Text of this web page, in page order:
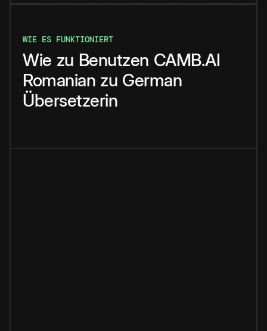
WIE ES FUNKTIONIERT
Wie zu Benutzen CAMB.AI
Romanian zu German
Übersetzerin